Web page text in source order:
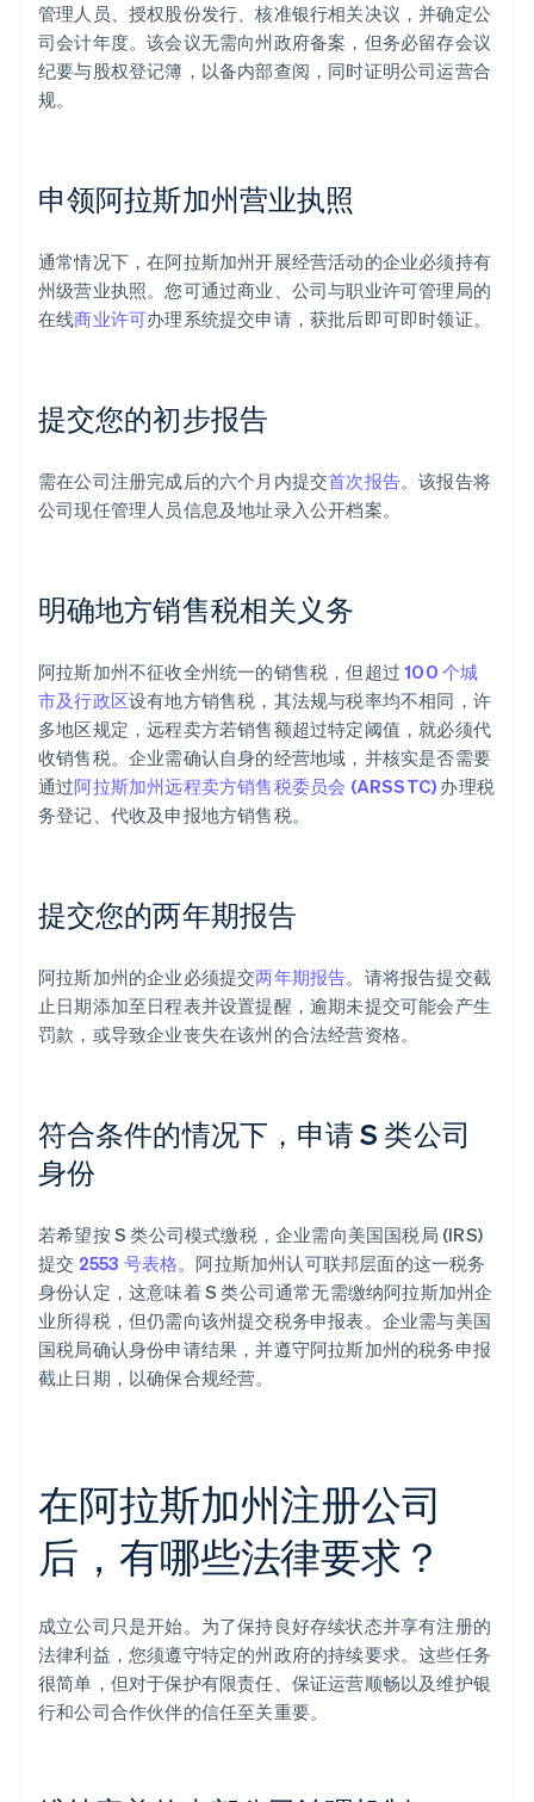
管理人员、授权股份发行、核准银行相关决议，并确定公
司会计年度。该会议无需向州政府备案，但务必留存会议
纪要与股权登记簿，以备内部查阅，同时证明公司运营合
规。
申领阿拉斯加州营业执照
通常情况下，在阿拉斯加州开展经营活动的企业必须持有
州级营业执照。您可通过商业、公司与职业许可管理局的
在线商业许可办理系统提交申请，获批后即可即时领证。
提交您的初步报告
需在公司注册完成后的六个月内提交首次报告。该报告将
公司现任管理人员信息及地址录入公开档案。
明确地方销售税相关义务
阿拉斯加州不征收全州统一的销售税，但超过100 个城
市及行政区设有地方销售税，其法规与税率均不相同，许
多地区规定，远程卖方若销售额超过特定阈值，就必须代
收销售税。企业需确认自身的经营地域，并核实是否需要
通过阿拉斯加州远程卖方销售税委员会 (ARSSTC) 办理税
务登记、代收及申报地方销售税。
提交您的两年期报告
阿拉斯加州的企业必须提交两年期报告。请将报告提交截
止日期添加至日程表并设置提醒，逾期未提交可能会产生
罚款，或导致企业丧失在该州的合法经营资格。
符合条件的情况下，申请 S 类公司
身份
若希望按 S 类公司模式缴税，企业需向美国国税局 (IRS)
提交 2553 号表格。阿拉斯加州认可联邦层面的这一税务
身份认定，这意味着 S 类公司通常无需缴纳阿拉斯加州企
业所得税，但仍需向该州提交税务申报表。企业需与美国
国税局确认身份申请结果，并遵守阿拉斯加州的税务申报
截止日期，以确保合规经营。
在阿拉斯加州注册公司
后，有哪些法律要求？
成立公司只是开始。为了保持良好存续状态并享有注册的
法律利益，您须遵守特定的州政府的持续要求。这些任务
很简单，但对于保护有限责任、保证运营顺畅以及维护银
行和公司合作伙伴的信任至关重要。